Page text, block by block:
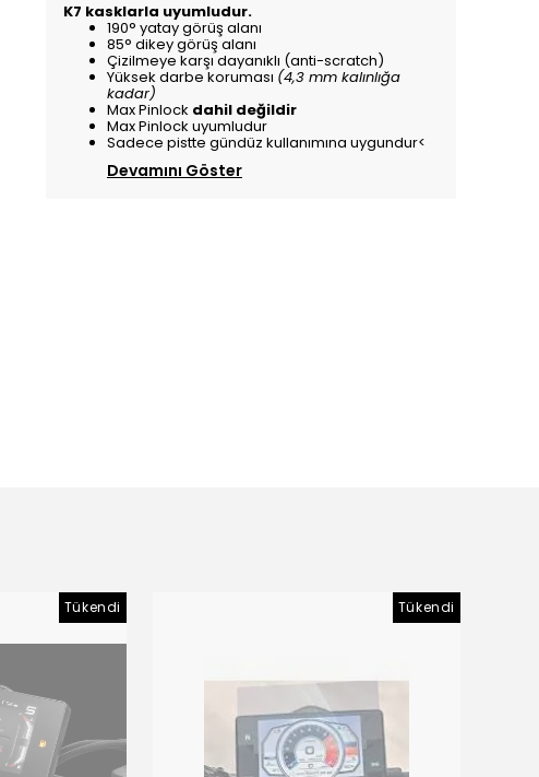
K7 kasklarla uyumludur.
190° yatay görüş alanı
85° dikey görüş alanı
Çizilmeye karşı dayanıklı (anti-scratch)
Yüksek darbe koruması (4,3 mm kalınlığa
kadar)
Max Pinlock dahil değildir
Max Pinlock uyumludur
Sadece pistte gündüz kullanımına uygundur<
Devamını Göster
Tükendi Tükendi